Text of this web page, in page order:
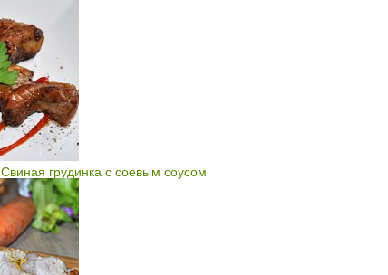
Свиная грудинка с соевым соусом